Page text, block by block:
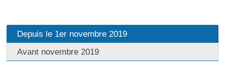
Depuis le 1er novembre 2019
Avant novembre 2019